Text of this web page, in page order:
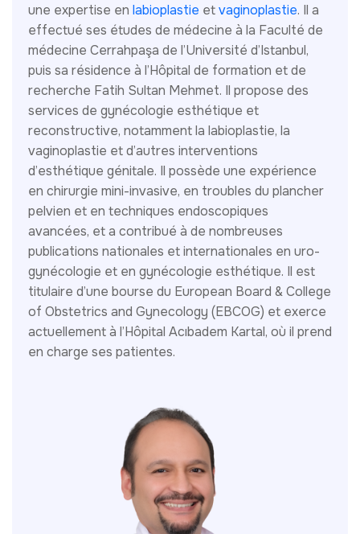
une expertise en labioplastie etvaginoplastie. Il a
effectué ses études de médecine à la Faculté de
médecine Cerrahpaşa de l’Université d’Istanbul,
puis sa résidence à l’Hôpital de formation et de
recherche Fatih Sultan Mehmet. Il propose des
services de gynécologie esthétique et
reconstructive, notamment la labioplastie, la
vaginoplastie et d’autres interventions
d’esthétique génitale. Il possède une expérience
en chirurgie mini-invasive, en troubles du plancher
pelvien et en techniques endoscopiques
avancées, et a contribué à de nombreuses
publications nationales et internationales en uro-
gynécologie et en gynécologie esthétique. Il est
titulaire d’une bourse du European Board & College
of Obstetrics and Gynecology (EBCOG) et exerce
actuellement à l’Hôpital Acıbadem Kartal, où il prend
en charge ses patientes.